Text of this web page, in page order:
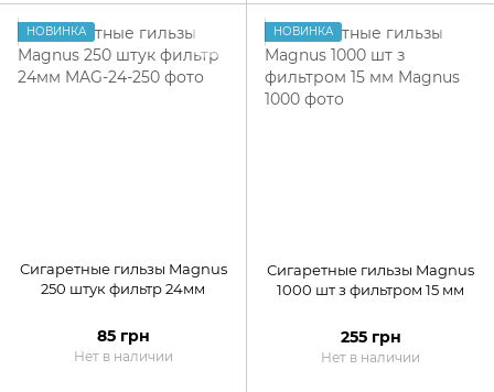
НОВИНКА
Сигаретные гильзы Magnus
250 штук фильтр 24мм
85 грн
Нет в наличии
НОВИНКА
Сигаретные гильзы Magnus
1000 шт з фильтром 15 мм
255 грн
Нет в наличии